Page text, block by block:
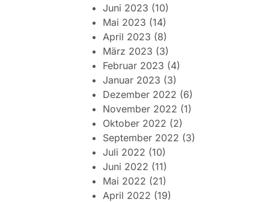
Juni 2023 (10)
Mai 2023 (14)
April 2023 (8)
März 2023 (3)
Februar 2023 (4)
Januar 2023 (3)
Dezember 2022 (6)
November 2022 (1)
Oktober 2022 (2)
September 2022 (3)
Juli 2022 (10)
Juni 2022 (11)
Mai 2022 (21)
April 2022 (19)